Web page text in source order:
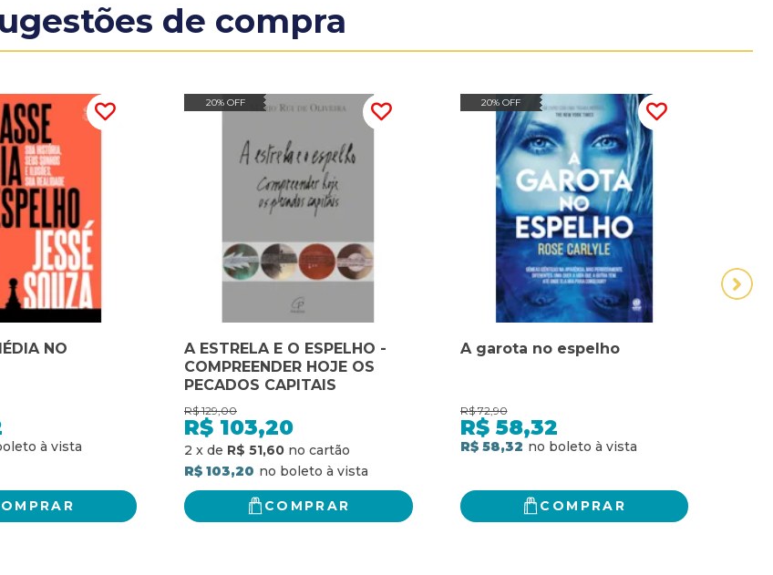
de compra
NO
20% OFF
A ESTRELA E O ESPELHO -
COMPREENDER HOJE OS
PECADOS CAPITAIS
R$ 129,00
R$ 103,20
2 x de R$ 51,60
R$ 103,20
COMPRAR
20% OFF
A garota no espelho
R$ 72,90
R$ 58,32
R$ 58,32
COMPRAR